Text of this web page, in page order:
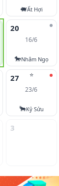
🐖Ất Hợi
20
16/6
🐎Nhâm Ngọ
⭐
27
23/6
🐂Kỷ Sửu
3